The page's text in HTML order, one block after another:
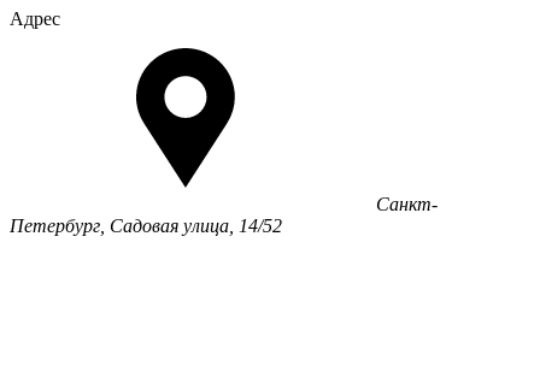
Адрес
Санкт-
Петербург, Садовая улица, 14/52